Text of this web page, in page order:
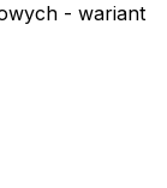
- wariant